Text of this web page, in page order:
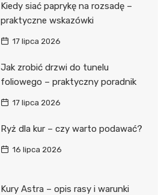
Kiedy siać paprykę na rozsadę –
praktyczne wskazówki
17 lipca 2026
Jak zrobić drzwi do tunelu
foliowego – praktyczny poradnik
17 lipca 2026
Ryż dla kur – czy warto podawać?
16 lipca 2026
Kury Astra – opis rasy i warunki